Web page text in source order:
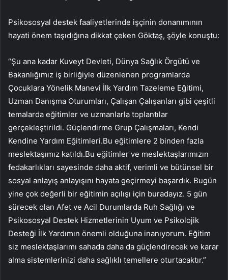
Psikososyal destek faaliyetlerinde işçinin donanımının
hayati önem taşıdığına dikkat çeken Göktaş, şöyle konuştu:
“Şu ana kadar Kuveyt Devleti, Dünya Sağlık Örgütü ve
Bakanlığımız iş birliğiyle düzenlenen programlarda
Çocuklara Yönelik Manevi İlk Yardım Tazeleme Eğitimi,
Uzman Danışma Oturumları, Çalışan Çalışanları gibi çeşitli
temalarda eğitimler ve uzmanlarla toplantılar
gerçekleştirildi. Güçlendirme Grup Çalışmaları, Kendi
Kendine Yardım Eğitimleri.Bu eğitimlere 2 binden fazla
meslektaşımız katıldı.Bu eğitimler ve meslektaşlarımızın
fedakarlıkları sayesinde daha aktif, verimli ve bütünsel bir
sosyal anlayış anlayışını hayata geçirmeyi başardık. Bugün
yine çok değerli bir eğitimin açılışı için buradayız. 5 gün
sürecek olan Afet ve Acil Durumlarda Ruh Sağlığı ve
Psikososyal Destek Hizmetlerinin Uyum ve Psikolojik
Desteği İlk Yardımın önemli olduğuna inanıyorum. Eğitim
siz meslektaşlarımı sahada daha da güçlendirecek ve karar
alma sistemlerinizi daha sağlıklı temellere oturtacaktır.”